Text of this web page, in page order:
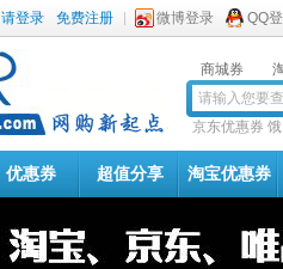
请登录 免费注册 微博登录 QQ
商城券
京东优惠券
优惠券 超值分享 淘宝优惠券